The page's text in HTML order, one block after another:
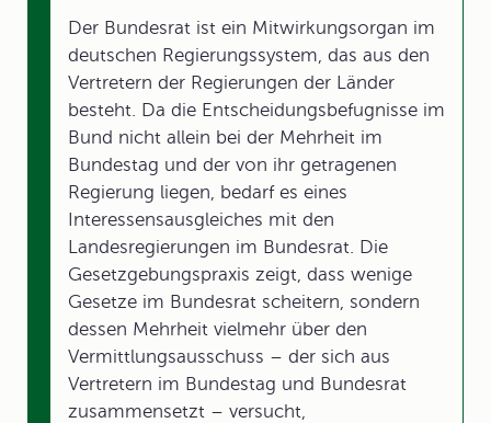
Der Bundesrat ist ein Mitwirkungsorgan im
deutschen Regierungssystem, das aus den
Vertretern der Regierungen der Länder
besteht. Da die Entscheidungsbefugnisse im
Bund nicht allein bei der Mehrheit im
Bundestag und der von ihr getragenen
Regierung liegen, bedarf es eines
Interessensausgleiches mit den
Landesregierungen im Bundesrat. Die
Gesetzgebungspraxis zeigt, dass wenige
Gesetze im Bundesrat scheitern, sondern
dessen Mehrheit vielmehr über den
Vermittlungsausschuss – der sich aus
Vertretern im Bundestag und Bundesrat
zusammensetzt – versucht,